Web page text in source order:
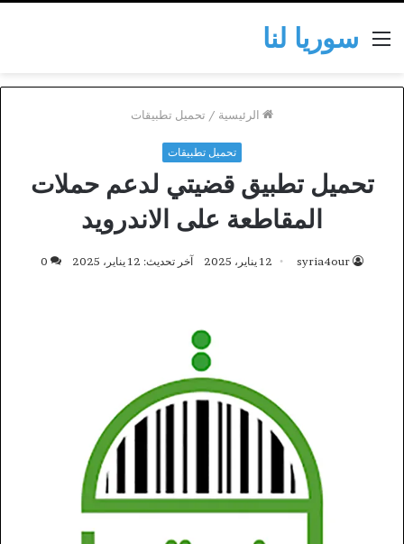
سوريا لناالقائمة
الرئيسية / تحميل تطبيقات
تحميل تطبيقات
تحميل تطبيق قضيتي لدعم حملات
المقاطعة على الاندرويد
syria4our 12 يناير، 2025 آخر تحديث: 12 يناير، 2025 0